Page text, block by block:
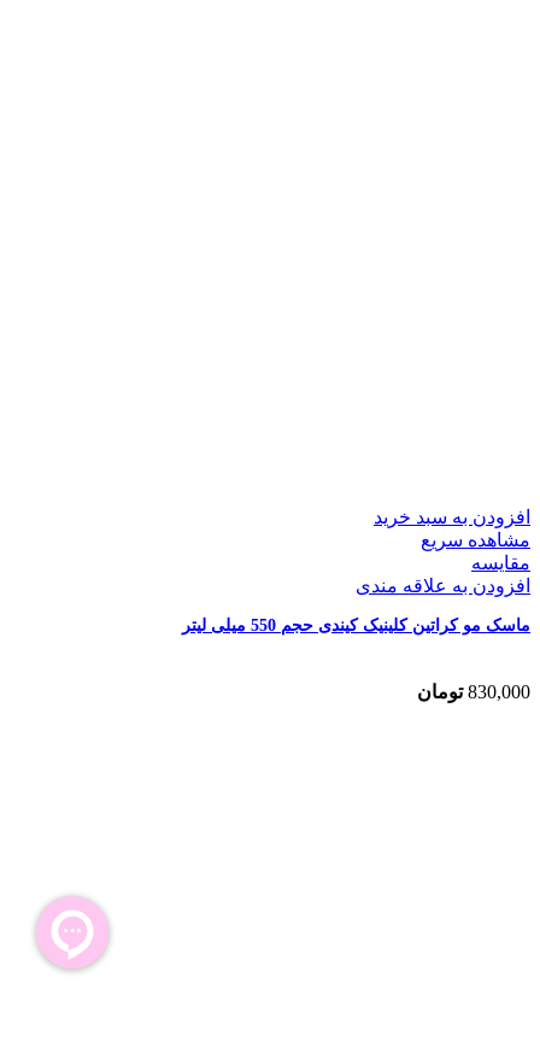
افزودن به سبد خرید
مشاهده سریع
مقایسه
افزودن به علاقه مندی
ماسک مو کراتین کلینیک کیندی حجم 550 میلی لیتر
830,000 تومان